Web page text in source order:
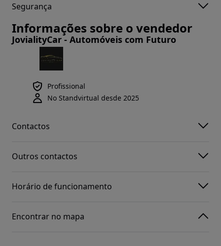
Segurança
Informações sobre o vendedor
JovialityCar - Automóveis com Futuro
Profissional
No Standvirtual desde 2025
Contactos
Outros contactos
Horário de funcionamento
Encontrar no mapa